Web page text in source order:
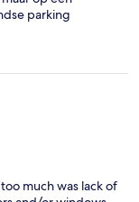
parking
much was lack of